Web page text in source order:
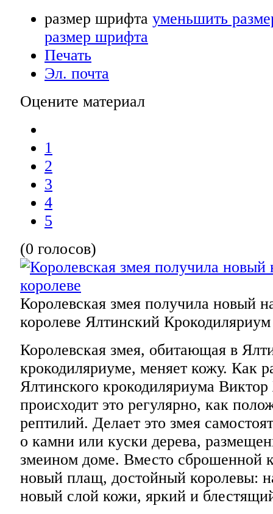
размер шрифта уменьшить
размер шрифта
Печать
Эл. почта
Оцените материал
1
2
3
4
5
(0 голосов)
Королевская змея получила новый
королеве Ялтинский Крокодиляриум
Королевская змея, обитающая в
крокодиляриуме, меняет кожу. Как
Ялтинского крокодиляриума
происходит это регулярно, как
рептилий. Делает это змея
о камни или куски дерева,
змеином доме. Вместо сброшенной
новый плащ, достойный королевы:
новый слой кожи, яркий и